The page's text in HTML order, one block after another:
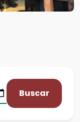
Buscar